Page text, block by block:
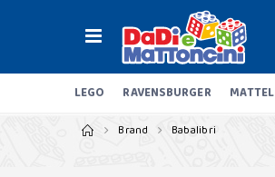
LEGO RAVENSBURGER MATTEL
Brand Babalibri